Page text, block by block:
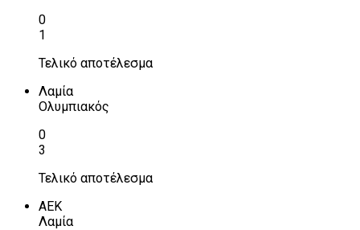
0
1
Τελικό αποτέλεσμα
Λαμία
Ολυμπιακός
0
3
Τελικό αποτέλεσμα
ΑΕΚ
Λαμία